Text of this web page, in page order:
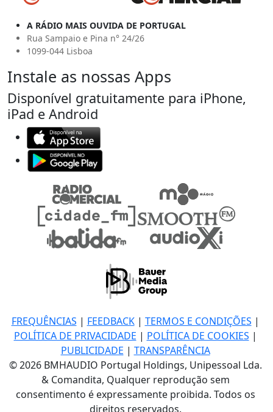
A RÁDIO MAIS OUVIDA DE PORTUGAL
Rua Sampaio e Pina n° 24/26
1099-044 Lisboa
Instale as nossas Apps
Disponível gratuitamente para iPhone,
iPad e Android
FREQUÊNCIAS | FEEDBACK| TERMOS E CONDIÇÕES |
POLÍTICA DE PRIVACIDADE | POLÍTICA DE COOKIES |
PUBLICIDADE | TRANSPARÊNCIA
© 2026 BMHAUDIO Portugal Holdings, Unipessoal Lda.
& Comandita, Qualquer reprodução sem
consentimento é expressamente proibida. Todos os
direitos reservados.